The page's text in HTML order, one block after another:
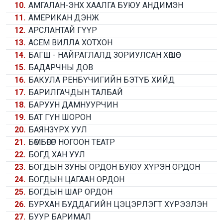
10. АМГАЛАН-ЭНХ ХААЛГА БУЮУ АНДИМЭН
11. АМЕРИКАН ДЭНЖ
12. АРСЛАНТАЙ ГҮҮР
13. АСЕМ ВИЛЛА ХОТХОН
14. БАГШ - НАЙРАГЛАЛД ЗОРИУЛСАН ХӨШӨӨ
15. БАДАРЧНЫ ДОВ
16. БАКУЛА РЕНБҮЧИГИЙН БЭТҮБ ХИЙД
17. БАРИЛГАЧДЫН ТАЛБАЙ
18. БАРУУН ДАМНУУРЧИН
19. БАТ ГҮН ШОРОН
20. БАЯНЗҮРХ УУЛ
21. БӨМБӨГӨР НОГООН ТЕАТР
22. БОГД ХАН УУЛ
23. БОГДЫН ЗУНЫ ОРДОН БУЮУ ХҮРЭН ОРДОН
24. БОГДЫН ЦАГААН ОРДОН
25. БОГДЫН ШАР ОРДОН
26. БУРХАН БУДДАГИЙН ЦЭЦЭРЛЭГТ ХҮРЭЭЛЭН
27. БУУР БАРИМАЛ